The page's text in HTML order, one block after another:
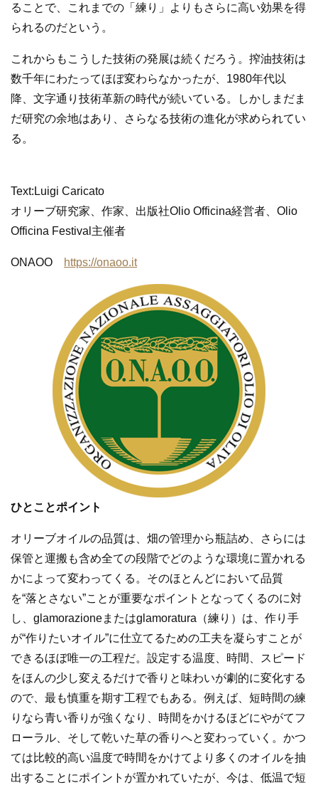
ることで、これまでの「練り」よりもさらに高い効果を得
られるのだという。
これからもこうした技術の発展は続くだろう。搾油技術は
数千年にわたってほぼ変わらなかったが、1980年代以
降、文字通り技術革新の時代が続いている。しかしまだま
だ研究の余地はあり、さらなる技術の進化が求められてい
る。
Text:Luigi Caricato
オリーブ研究家、作家、出版社Olio Officina経営者、Olio
Officina Festival主催者
ONAOO https://onaoo.it
ひとことポイント
オリーブオイルの品質は、畑の管理から瓶詰め、さらには
保管と運搬も含め全ての段階でどのような環境に置かれる
かによって変わってくる。そのほとんどにおいて品質
を“落とさない”ことが重要なポイントとなってくるのに対
し、glamorazioneまたはglamoratura（練り）は、作り手
が“作りたいオイル”に仕立てるための工夫を凝らすことが
できるほぼ唯一の工程だ。設定する温度、時間、スピード
をほんの少し変えるだけで香りと味わいが劇的に変化する
ので、最も慎重を期す工程でもある。例えば、短時間の練
りなら青い香りが強くなり、時間をかけるほどにやがてフ
ローラル、そして乾いた草の香りへと変わっていく。かつ
ては比較的高い温度で時間をかけてより多くのオイルを抽
出することにポイントが置かれていたが、今は、低温で短